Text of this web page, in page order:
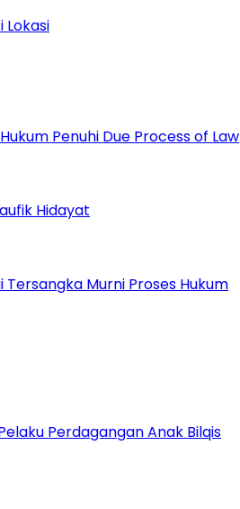
Lokasi
Penuhi Due Process of Law
Hidayat
Murni Proses Hukum
Perdagangan Anak Bilqis